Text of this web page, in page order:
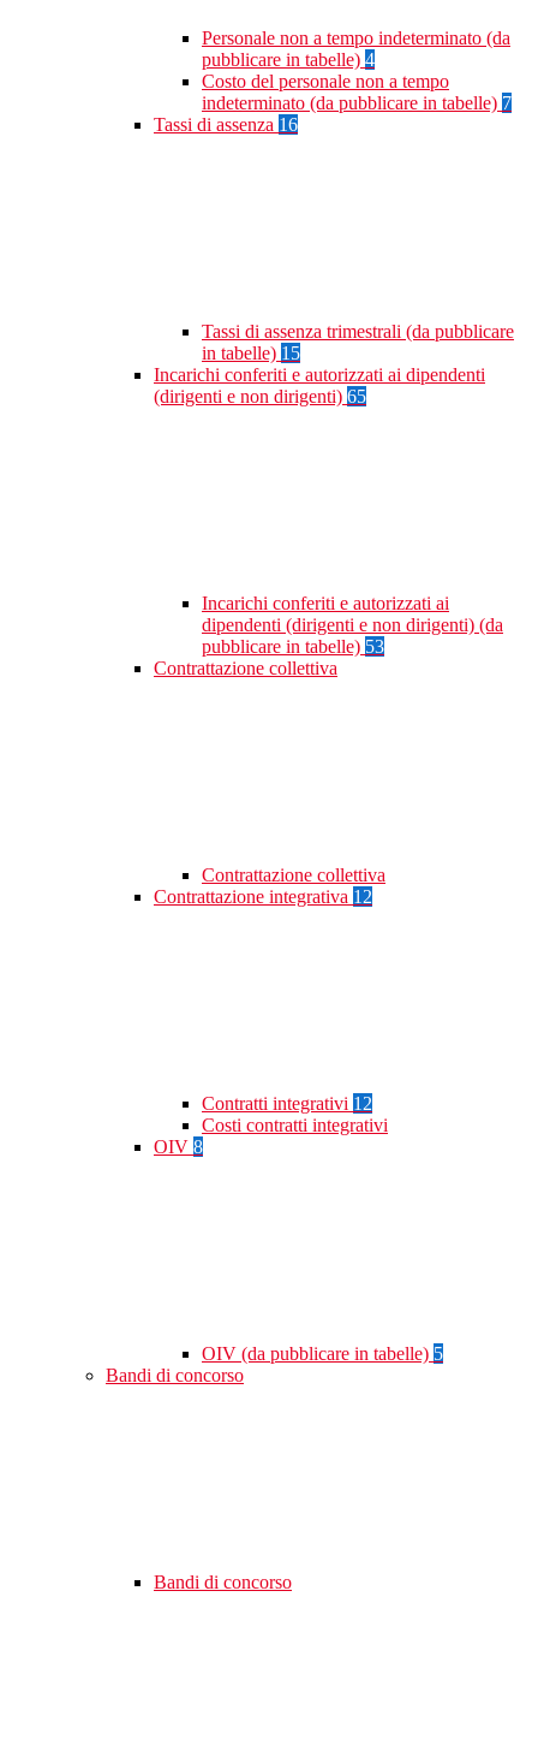
Personale non a tempo indeterminato (da
pubblicare in tabelle) 4
Costo del personale non a tempo
indeterminato (da pubblicare in tabelle) 7
Tassi di assenza 16
Tassi di assenza trimestrali (da pubblicare
in tabelle) 15
Incarichi conferiti e autorizzati ai dipendenti
(dirigenti e non dirigenti) 65
Incarichi conferiti e autorizzati ai
dipendenti (dirigenti e non dirigenti) (da
pubblicare in tabelle) 53
Contrattazione collettiva
Contrattazione collettiva
Contrattazione integrativa 12
Contratti integrativi 12
Costi contratti integrativi
OIV 8
OIV (da pubblicare in tabelle) 5
Bandi di concorso
Bandi di concorso